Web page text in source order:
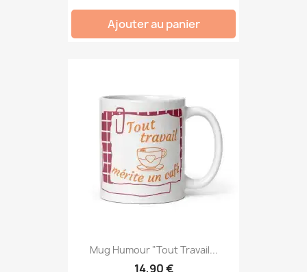
Ajouter au panier
Mug Humour "Tout Travail...
14,90 €